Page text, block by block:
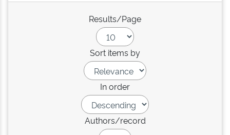
Results/Page
Sort items by
In order
Authors/record